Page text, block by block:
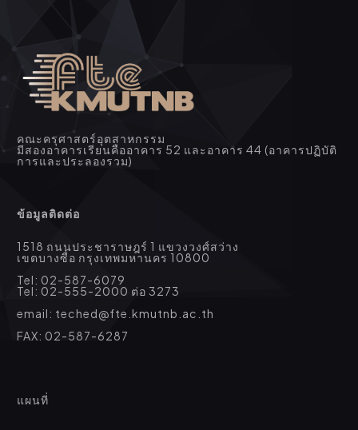
คณะครุศาสตร์อุตสาหกรรม
มีสองอาคารเรียนคืออาคาร 52 และอาคาร 44 (อาคารปฏิบัติ
การและประลองรวม)
ข้อมูลติดต่อ
1518 ถนนประชาราษฎร์ 1 แขวงวงศ์สว่าง
เขตบางซื่อ กรุงเทพมหานคร 10800
Tel: 02-587-6079
Tel: 02-555-2000 ต่อ 3273
email: teched@fte.kmutnb.ac.th
FAX: 02-587-6287
แผนที่